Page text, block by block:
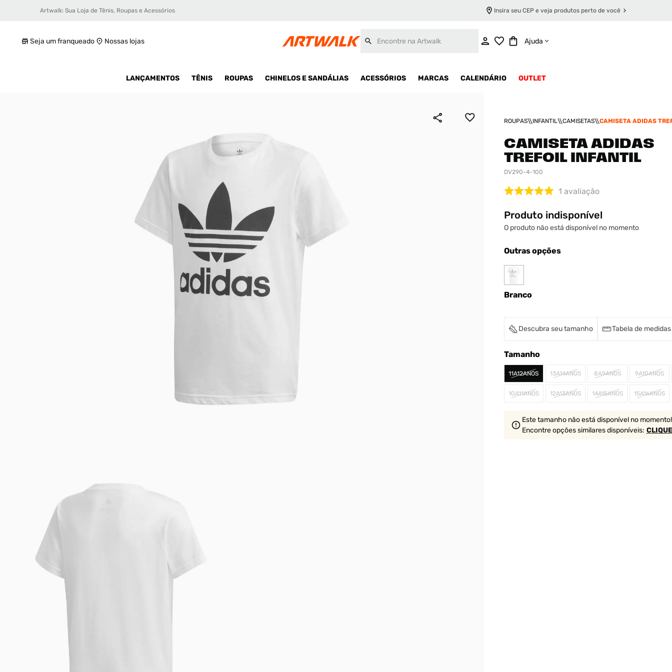
Artwalk: Sua Loja de Tênis, Roupas e Acessórios Insira seu CEP e veja produtos perto de você
Seja um franqueado Nossas lojas Ajuda
LANÇAMENTOS TÊNIS ROUPAS CHINELOS E SANDÁLIAS ACESSÓRIOS MARCAS CALENDÁRIO OUTLET
ROUPAS INFANTIL CAMISETAS
CAMISETA ADIDAS
CAMISETA ADIDAS
TREFOIL INFANTIL
DV290-4-100
1 avaliação
Produto indisponível
O produto não está disponível no momento
Outras opções
Branco
Descubra seu tamanho Tabela de medidas
Tamanho
11A12ANOS 13A14ANOS 8A9ANOS 9A10ANOS
10A11ANOS 12A13ANOS 14A15ANOS 15A16ANOS
Este tamanho não está disponível no momento!
Encontre opções similaresdisponíveis:
Camiseta adidas Trefoil Infantil